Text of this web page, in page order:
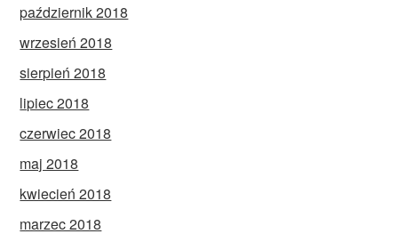
październik 2018
wrzesień 2018
sierpień 2018
lipiec 2018
czerwiec 2018
maj 2018
kwiecień 2018
marzec 2018